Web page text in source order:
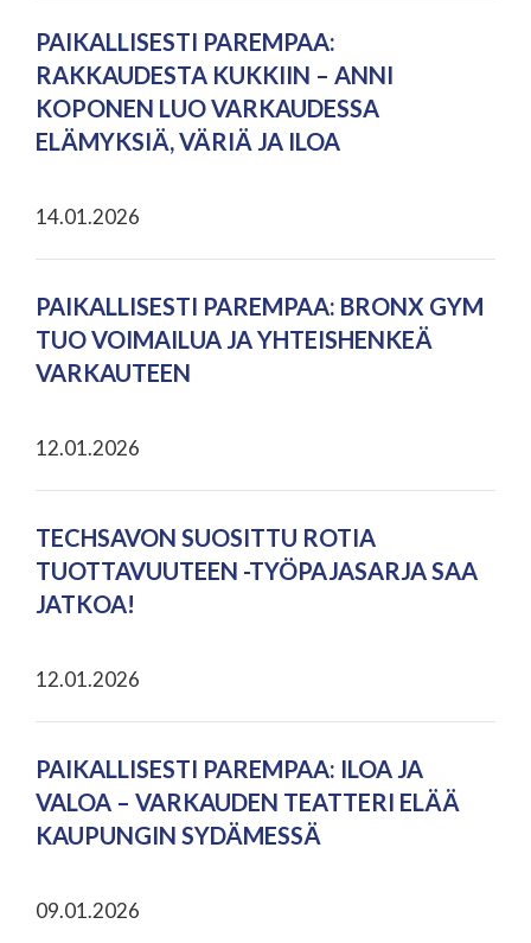
PAIKALLISESTI PAREMPAA:
RAKKAUDESTA KUKKIIN – ANNI
KOPONEN LUO VARKAUDESSA
ELÄMYKSIÄ, VÄRIÄ JA ILOA
14.01.2026
PAIKALLISESTI PAREMPAA: BRONX GYM
TUO VOIMAILUA JA YHTEISHENKEÄ
VARKAUTEEN
12.01.2026
TECHSAVON SUOSITTU ROTIA
TUOTTAVUUTEEN -TYÖPAJASARJA SAA
JATKOA!
12.01.2026
PAIKALLISESTI PAREMPAA: ILOA JA
VALOA – VARKAUDEN TEATTERI ELÄÄ
KAUPUNGIN SYDÄMESSÄ
09.01.2026